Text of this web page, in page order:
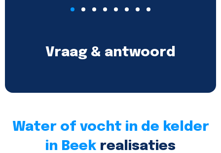
Vraag & antwoord
Water of vocht in de kelder
in Beek realisaties